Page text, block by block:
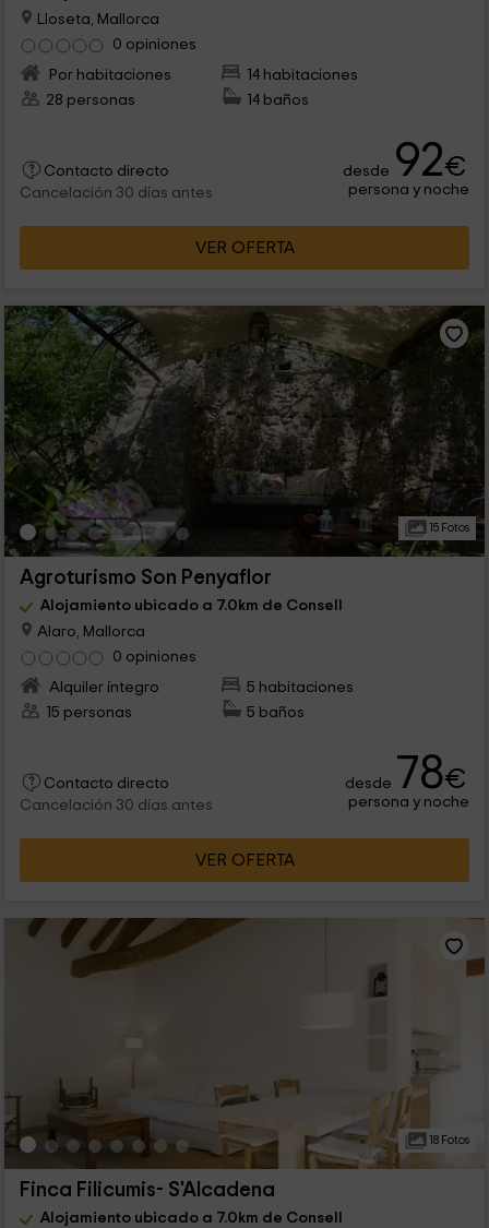
Lloseta, Mallorca
0 opiniones
Por habitaciones
14 habitaciones
28 personas
14 baños
Contacto directo
Cancelación 30 días antes
desde 92€
persona y noche
VER OFERTA
15 Fotos
Agroturismo Son Penyaflor
Alojamiento ubicado a 7.0km de Consell
Alaro, Mallorca
0 opiniones
Alquiler íntegro
5 habitaciones
15 personas
5 baños
Contacto directo
Cancelación 30 días antes
desde 78€
persona y noche
VER OFERTA
18 Fotos
Finca Filicumis- S'Alcadena
Alojamiento ubicado a 7.0km de Consell